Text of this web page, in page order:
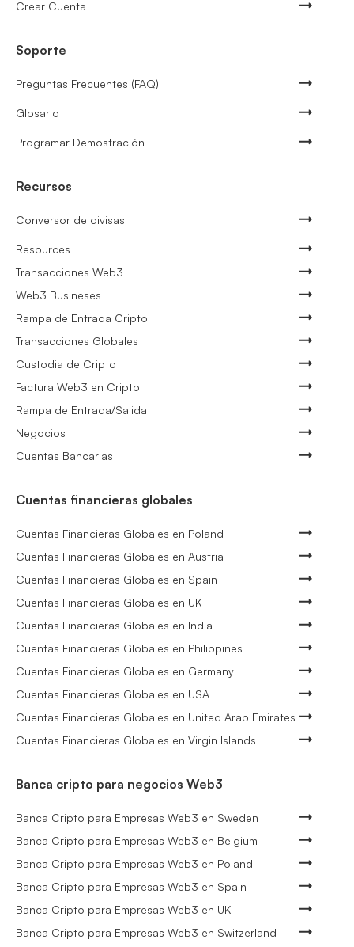
Crear Cuenta
Soporte
Preguntas Frecuentes (FAQ)
Glosario
Programar Demostración
Recursos
Conversor de divisas
Resources
Transacciones Web3
Web3 Busineses
Rampa de Entrada Cripto
Transacciones Globales
Custodia de Cripto
Factura Web3 en Cripto
Rampa de Entrada/Salida
Negocios
Cuentas Bancarias
Cuentas financieras globales
Cuentas Financieras Globales en Poland
Cuentas Financieras Globales en Austria
Cuentas Financieras Globales en Spain
Cuentas Financieras Globales en UK
Cuentas Financieras Globales en India
Cuentas Financieras Globales en Philippines
Cuentas Financieras Globales en Germany
Cuentas Financieras Globales en USA
Cuentas Financieras Globales en United Arab Emirates
Cuentas Financieras Globales en Virgin Islands
Banca cripto para negocios Web3
Banca Cripto para Empresas Web3 en Sweden
Banca Cripto para Empresas Web3 en Belgium
Banca Cripto para Empresas Web3 en Poland
Banca Cripto para Empresas Web3 en Spain
Banca Cripto para Empresas Web3 en UK
Banca Cripto para Empresas Web3 en Switzerland